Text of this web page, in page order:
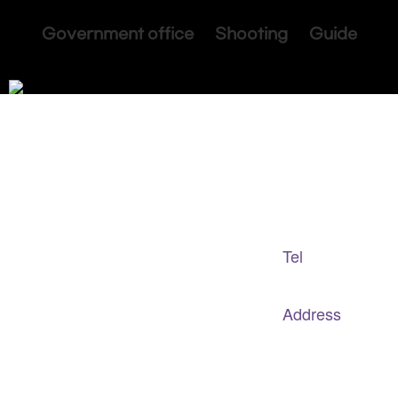
Government office Shooting Guide
Tel
Address